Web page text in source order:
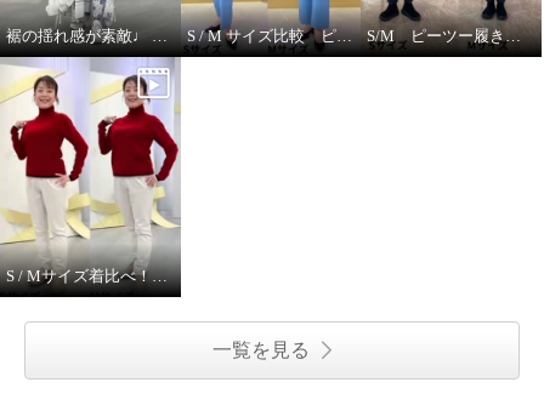
裾の揺れ感が素敵♩ ハヤマブリーズ ワンピース S / M サイズ比較 ピーツー S/M ピーツー履き比べ
S / Mサイズ着比べ！ モカサンジュンコシマダ
一覧を見る